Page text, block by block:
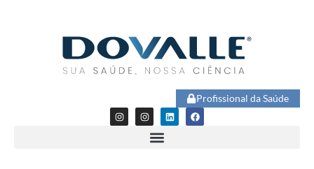
Profissional da Saúde